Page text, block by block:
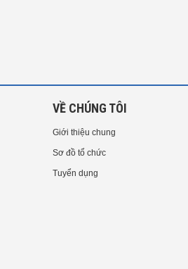
VỀ CHÚNG TÔI
Giới thiệu chung
Sơ đồ tổ chức
Tuyển dụng